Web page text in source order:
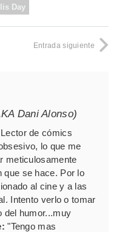
Day
Entrada siguiente
Dani Alonso)
Lector de cómics
lo que me
meticulosamente
que se hace. Por lo
al cine y a las
Intento verlo o tomar
del humor...muy
"Tengo mas